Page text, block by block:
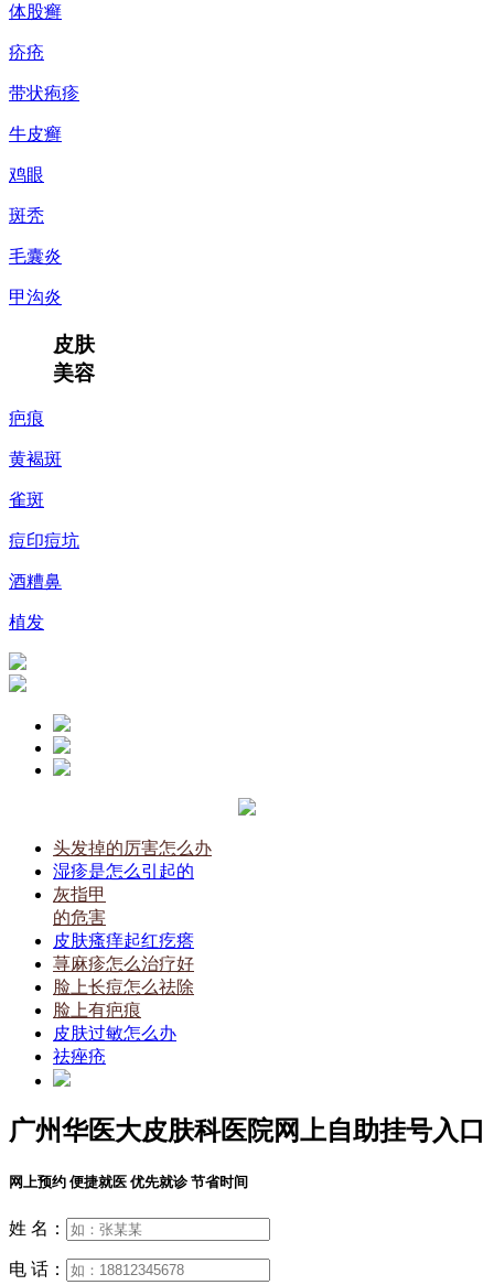
体股癣
疥疮
带状疱疹
牛皮癣
鸡眼
斑秃
毛囊炎
甲沟炎
皮肤
美容
疤痕
黄褐斑
雀斑
痘印痘坑
酒糟鼻
植发
头发掉的厉害怎么办
湿疹是怎么引起的
灰指甲
的危害
皮肤瘙痒起红疙瘩
荨麻疹怎么治疗好
脸上长痘怎么祛除
脸上有疤痕
皮肤过敏怎么办
祛痤疮
广州华医大皮肤科医院网上自助挂号入口
网上预约 便捷就医 优先就诊 节省时间
姓 名：
电 话：